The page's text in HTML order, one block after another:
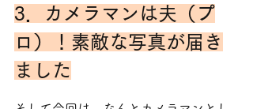
3．カメラマンは夫（プ
ロ）！素敵な写真が届き
ました